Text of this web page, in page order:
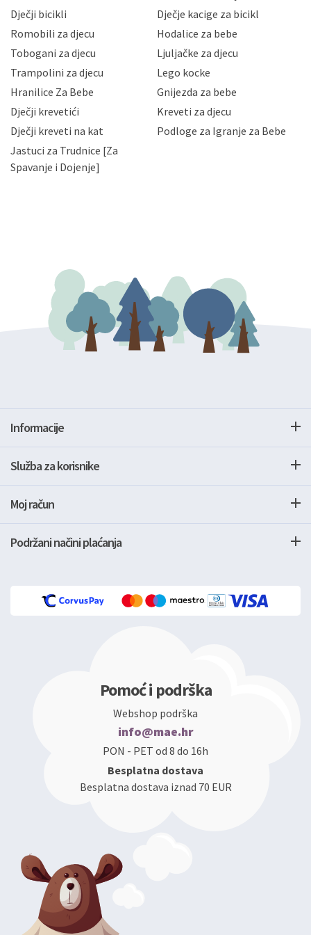
neovlaštenog pristupa, zlouporabe, otkrivanja,
gubitka ili uništenja. Mae.hr štiti privatnost svojih
korisnika i posjetitelja web stranica, čuva povjerljivost
Vaših osobnih podataka te omogućava pristup i
priopćavanje osobnih podataka samo onim svojim
zaposlenicima kojima su isti potrebni radi provedbe
slučajevima koji su dozvoljeni zakonima. Napominjemo
da možete u svako doba, u potpunosti ili djelomice,
zatražiti prestanak aktivnosti obrade Vaših osobnih
podataka. Opoziv privole možete podnijeti poštom na
gore navedenu adresu ili e-mailom na adresu:
Dječji bicikli
Dječje kacige za bicikl
Romobili za djecu
Hodalice za bebe
Tobogani za djecu
Ljuljačke za djecu
Trampolini za djecu
Lego kocke
Hranilice Za Bebe
Gnijezda za bebe
Dječji krevetići
Kreveti za djecu
Dječji kreveti na kat
Podloge za Igranje za Bebe
Jastuci za Trudnice [Za
Spavanje i Dojenje]
Informacije
Služba za korisnike
Moj račun
Podržani načini plaćanja
Pomoć i podrška
Webshop podrška
info@mae.hr
PON - PET od 8 do 16h
Besplatna dostava
Besplatna dostava iznad 70 EUR